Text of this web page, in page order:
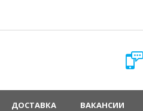
ДОСТАВКА ВАКАНСИИ